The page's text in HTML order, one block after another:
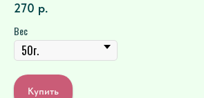
270 р.
Вес
Купить